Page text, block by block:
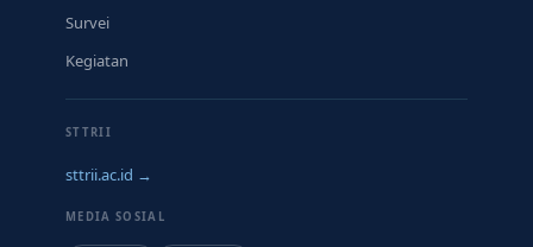
Survei
Kegiatan
STTRII
sttrii.ac.id →
MEDIA SOSIAL